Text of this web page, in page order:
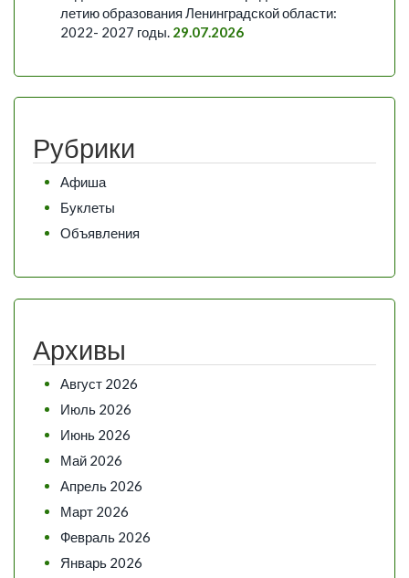
летию образования Ленинградской области:
2022- 2027 годы. 29.07.2026
Рубрики
Афиша
Буклеты
Объявления
Архивы
Август 2026
Июль 2026
Июнь 2026
Май 2026
Апрель 2026
Март 2026
Февраль 2026
Январь 2026